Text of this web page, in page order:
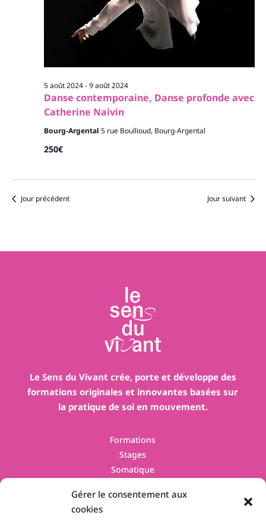
Gérer le consentement aux
cookies
Danse contemporaine, Danse profonde avec
Catherine Naivin
5 août 2024-9 août 2024
Bourg-Argental 5 rue Boullioud, Bourg-Argental
250€
Jour précédent Jour suivant
Le Sens du Vivant crée, porte et développe des
formations originales et innovantes basées sur
la pratique de soi en mouvement.
Formations
Stages
Somatique